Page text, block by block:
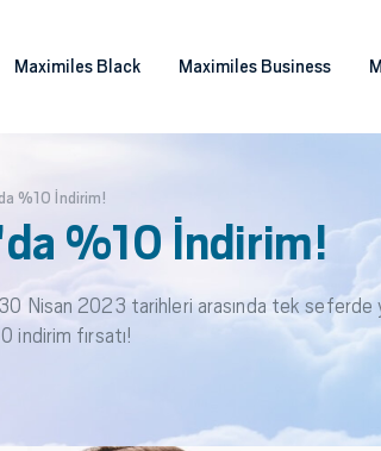
Maximiles Black Maximiles Business
%10 İndirim!
%10 İndirim!
Nisan 2023 tarihleri arasında tek seferde
indirim fırsatı!